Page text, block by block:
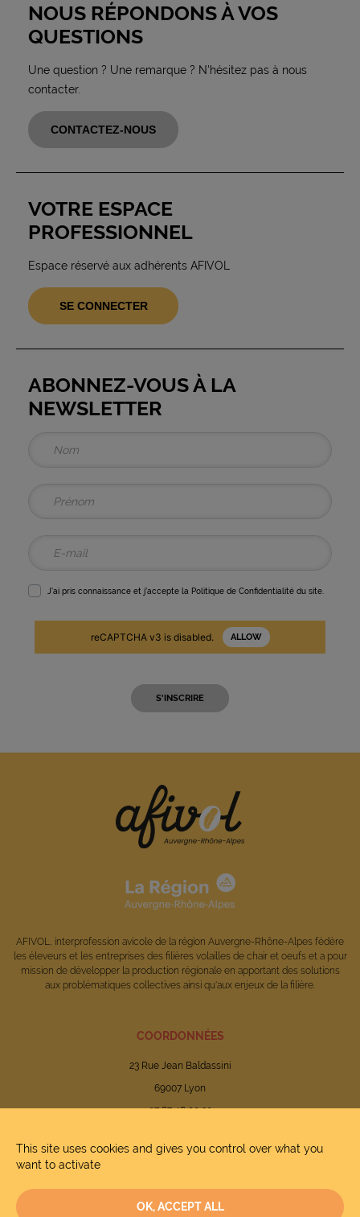
NOUS RÉPONDONS À VOS
QUESTIONS
Une question ? Une remarque ? N'hésitez pas à nous
contacter.
CONTACTEZ-NOUS
VOTRE ESPACE
PROFESSIONNEL
Espace réservé aux adhérents AFIVOL
SE CONNECTER
ABONNEZ-VOUS À LA
NEWSLETTER
J'ai pris connaissance et j'accepte la Politique de Confidentialité du site.
reCAPTCHA v3 is disabled. ALLOW
AFIVOL, interprofession avicole de la région Auvergne-Rhône-Alpes fédère
les éleveurs et les entreprises des filières volailles de chair et oeufs et a pour
mission de développer la production régionale en apportant des solutions
aux problématiques collectives ainsi qu'aux enjeux de la filière.
COORDONNÉES
23 Rue Jean Baldassini
69007 Lyon
07 87 48 90 20
This site uses cookies and gives you control over what you
want to activate
OK, ACCEPT ALL